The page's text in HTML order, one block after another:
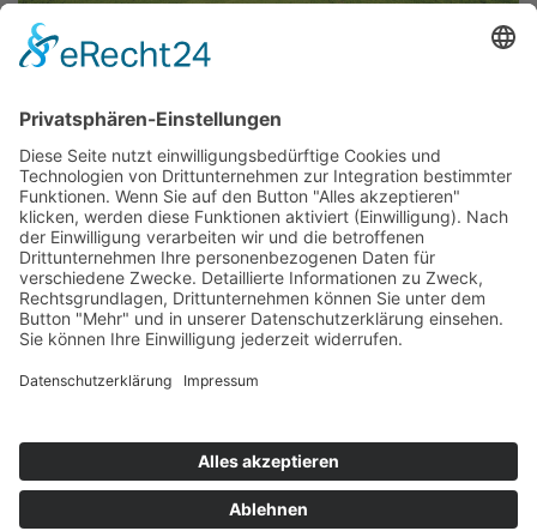
Impressum
Datenschutz
Sitemap
▲